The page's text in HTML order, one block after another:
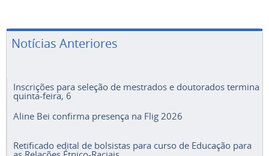
Notícias Anteriores
Inscrições para seleção de mestrados e doutorados termina
quinta-feira, 6
Aline Bei confirma presença na Flig 2026
Retificado edital de bolsistas para curso de Educação para